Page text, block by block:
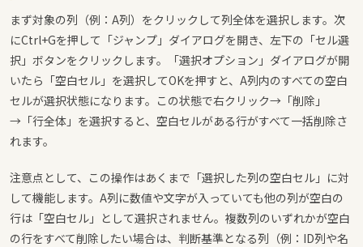
まず対象の列（例：A列）をクリックして列全体を選択します。次
にCtrl+Gを押して「ジャンプ」ダイアログを開き、左下の「セル選
択」ボタンをクリックします。「選択オプション」ダイアログが開
いたら「空白セル」を選択してOKを押すと、A列内のすべての空白
セルが選択状態になります。この状態で右クリック→「削除」
→「行全体」を選択すると、空白セルがある行がすべて一括削除さ
れます。
注意点として、この操作はあくまで「選択した列の空白セル」に対
して機能します。A列に数値や文字が入っていても他の列が空白の
行は「空白セル」として選択されません。複数列のいずれかが空白
の行をすべて削除したい場合は、判断基準となる列（例：ID列や名